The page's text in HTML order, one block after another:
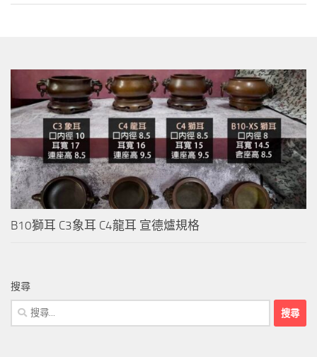
B10獅耳 C3象耳 C4龍耳 宣德爐規格
搜尋
搜
尋